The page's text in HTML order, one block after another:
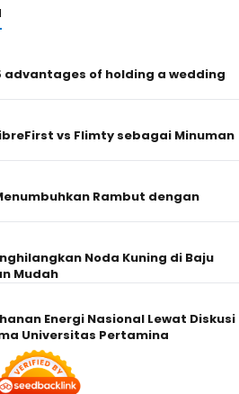
advantages of holding a wedding
vs Flimty sebagai Minuman
Rambut dengan
Noda Kuning di Baju
Mudah
Energi Nasional Lewat Diskusi
Universitas Pertamina